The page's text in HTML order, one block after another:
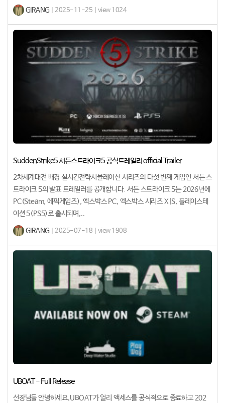
GIRANG | 2025-11-25 | view 1024
SuddenStrike5 서든스트라이크5 공식트레일러 official Trailer
2차세계대전 배경 실시간전략시뮬레이션 시리즈의 다섯 번째 게임인 서든 스
트라이크 5의 발표 트레일러를 공개합니다. 서든 스트라이크 5는 2026년에
PC(Steam, 에픽게임즈), 엑스박스 PC, 엑스박스 시리즈 X|S, 플레이스테
이션 5(PS5)로 출시되며,..
GIRANG | 2025-07-18 | view 1908
UBOAT - Full Release
선장님들 안녕하세요,UBOAT가 얼리 액세스를 공식적으로 종료하고 202